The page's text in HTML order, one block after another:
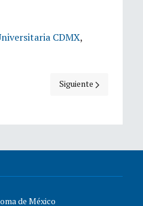
CDMX,
Artículo siguiente:
Siguiente
de México